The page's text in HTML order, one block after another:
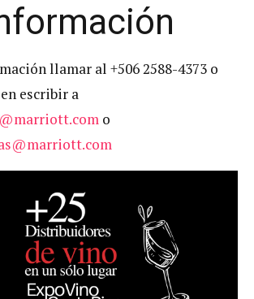
llamar al +506 2588-4373 o
escribir a
o